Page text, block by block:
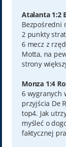
Atalanta 1:2
Bezpośredni
2 punkty
6 mecz z
Motta, na
strony
Monza 1:4
6 wygranych
przyjścia De
top4. Jak
myśleć o
faktycznej